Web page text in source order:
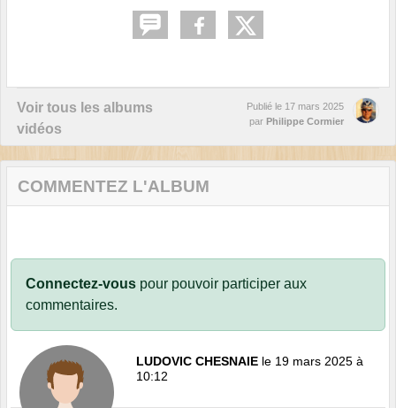
Voir tous les albums
vidéos
Publié le 17 mars 2025
par Philippe Cormier
COMMENTEZ L'ALBUM
Connectez-vous pour pouvoir participer aux
commentaires.
LUDOVIC CHESNAIE le 19 mars 2025 à
10:12